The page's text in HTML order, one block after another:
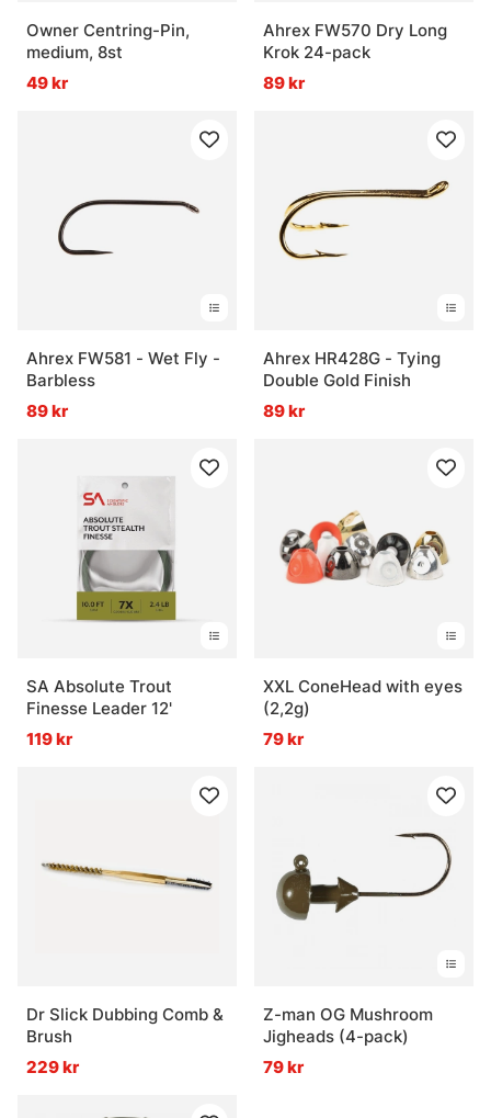
Owner Centring-Pin,
medium, 8st
49 kr
Ahrex FW570 Dry Long
Krok 24-pack
89 kr
Ahrex FW581 - Wet Fly -
Barbless
89 kr
Ahrex HR428G - Tying
Double Gold Finish
89 kr
SA Absolute Trout
Finesse Leader 12'
119 kr
XXL ConeHead with eyes
(2,2g)
79 kr
Dr Slick Dubbing Comb &
Brush
229 kr
Z-man OG Mushroom
Jigheads (4-pack)
79 kr